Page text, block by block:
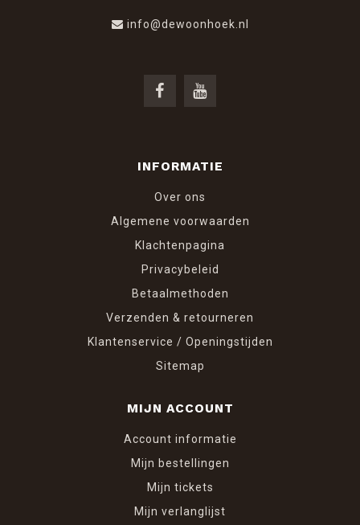
info@dewoonhoek.nl
INFORMATIE
Over ons
Algemene voorwaarden
Klachtenpagina
Privacybeleid
Betaalmethoden
Verzenden & retourneren
Klantenservice / Openingstijden
Sitemap
MIJN ACCOUNT
Account informatie
Mijn bestellingen
Mijn tickets
Mijn verlanglijst